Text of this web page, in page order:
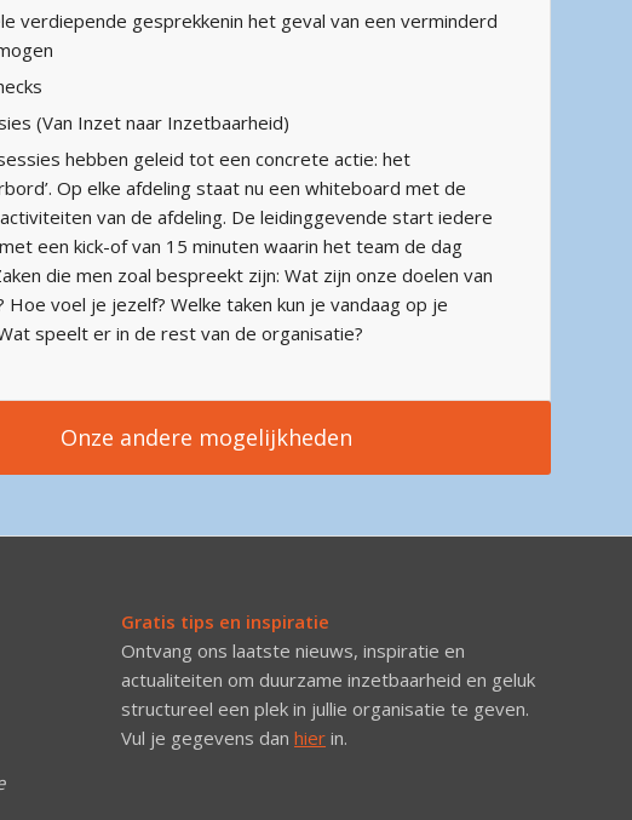
verdiepende gesprekkenin het geval van een verminderd
(Van Inzet naar Inzetbaarheid)
hebben geleid tot een concrete actie: het
Op elke afdeling staat nu een whiteboard met de
activiteiten van de afdeling. De leidinggevende start iedere
een kick-of van 15 minuten waarin het team de dag
die men zoal bespreekt zijn: Wat zijn onze doelen van
Hoe voel je jezelf? Welke taken kun je vandaag op je
speelt er in de rest van de organisatie?
Onze andere mogelijkheden
Gratis tips en inspiratie
Ontvang ons laatste nieuws, inspiratie en
actualiteiten om duurzame inzetbaarheid en geluk
structureel een plek in jullie organisatie te geven.
Vul je gegevens danhier in.